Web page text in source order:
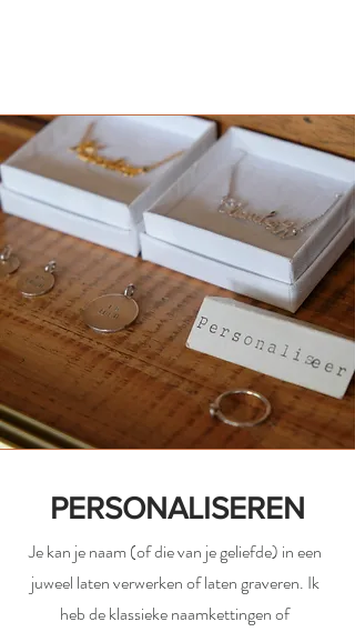
PERSONALISEREN
Je kan je naam (of die van je geliefde) in een
juweel laten verwerken of laten graveren. Ik
heb de klassieke naamkettingen of